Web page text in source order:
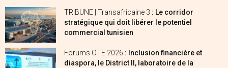
TRIBUNE | Transafricaine 3 : Le corridor
stratégique qui doit libérer le potentiel
commercial tunisien
Forums OTE 2026 : Inclusion financière et
diaspora, le District II, laboratoire de la